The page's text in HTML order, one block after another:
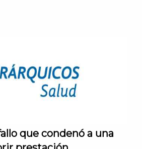
que condenó a una